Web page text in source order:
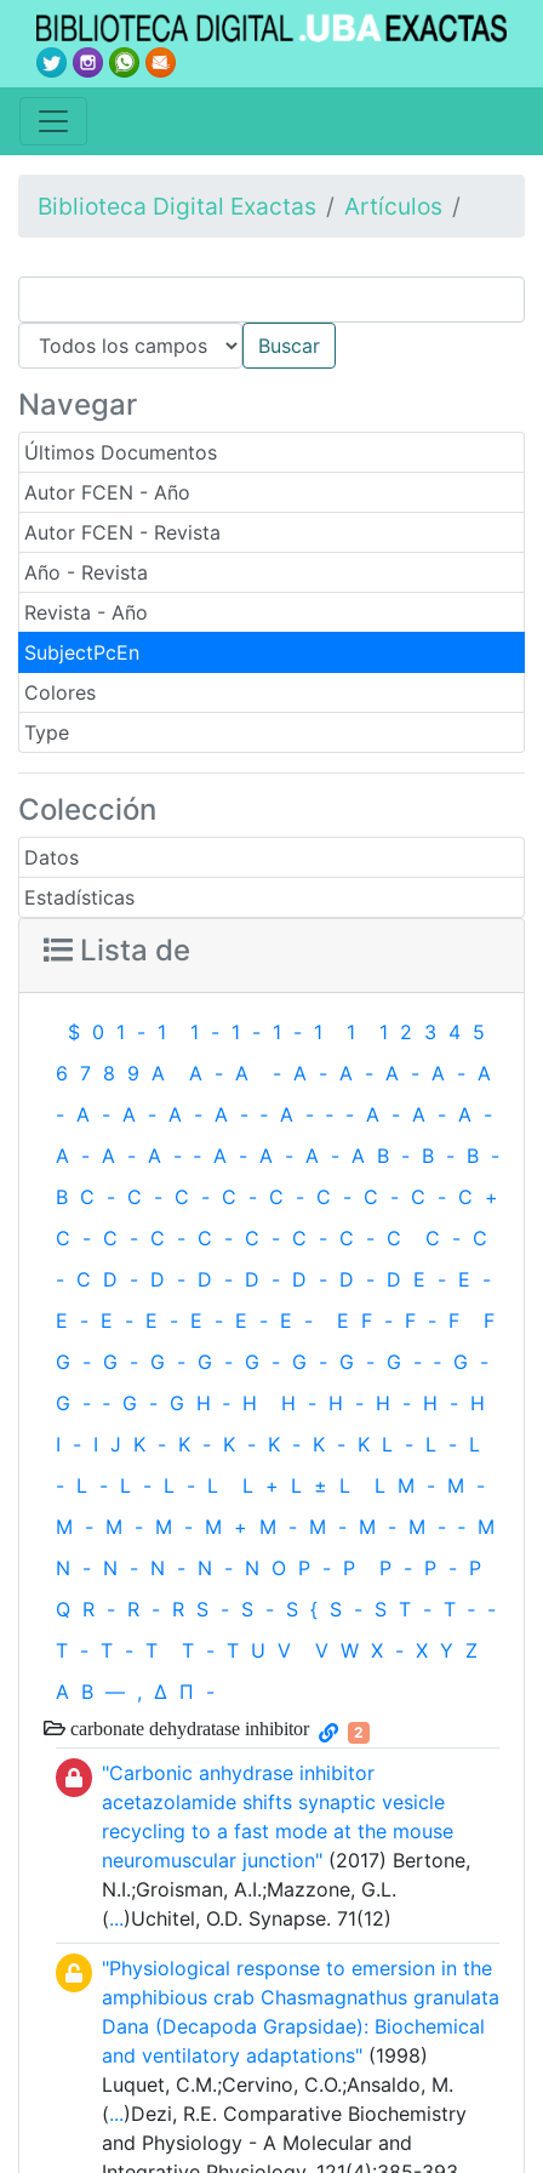
Biblioteca Digital Exactas Artículos
Navegar
Últimos Documentos
Autor FCEN - Año
Autor FCEN - Revista
Año - Revista
Revista - Año
SubjectPcEn
Colores
Type
Colección
Datos
Estadísticas
Lista de
$ 0 1 - 1 1 - 1 - 1 - 1 1 1 2 3 4 5
6 7 8 9 A A - A - A - A - A - A - A
- A - A - A - A - ‐ A - ‐ - A - A - A -
A - A - A - ‐ A - A - A - A B - B - B -
B C - C - C - C - C - C - C - C - C +
C - C - C - C - C - C - C - C C - C
- C D - D - D - D - D - D - D E - E -
E - E - E - E - E - E - E F - F - F
F
G - G - G - G - G - G - G - G - ‐ G -
G - ‐ G - G H ‐ H H - H - H - H - H
I - I J K - K - K - K - K - K L - L - L
- L - L - L - L L + L ± L L M - M -
M - M - M - M + M - M - M - M - ‐ M
N - N - N - N - N O P - P P - P - P
Q R - R - R S - S - S { S - S T - T ‐ -
T - T - T T - T U V V W X - X Y Z
Α Β — , Δ Π -
carbonate dehydratase inhibitor 2
"Carbonic anhydrase inhibitor
acetazolamide shifts synaptic vesicle
recycling to a fast mode at the mouse
neuromuscular junction" (2017) Bertone,
N.I.;Groisman, A.I.;Mazzone, G.L.
(...)Uchitel, O.D. Synapse. 71(12)
"Physiological response to emersion in the
amphibious crab Chasmagnathus granulata
Dana (Decapoda Grapsidae): Biochemical
and ventilatory adaptations" (1998)
Luquet, C.M.;Cervino, C.O.;Ansaldo, M.
(...)Dezi, R.E. Comparative Biochemistry
and Physiology - A Molecular and